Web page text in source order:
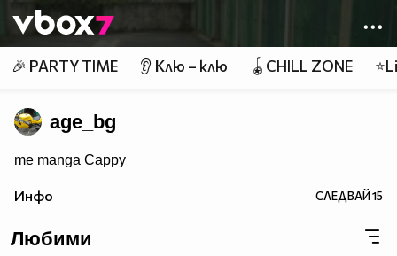
👾
🎉 PARTY TIME 👂 Клю – клю 🪀CHILL ZONE
age_bg
me manga Cappy
Инфо СЛЕДВАЙ15
Любими